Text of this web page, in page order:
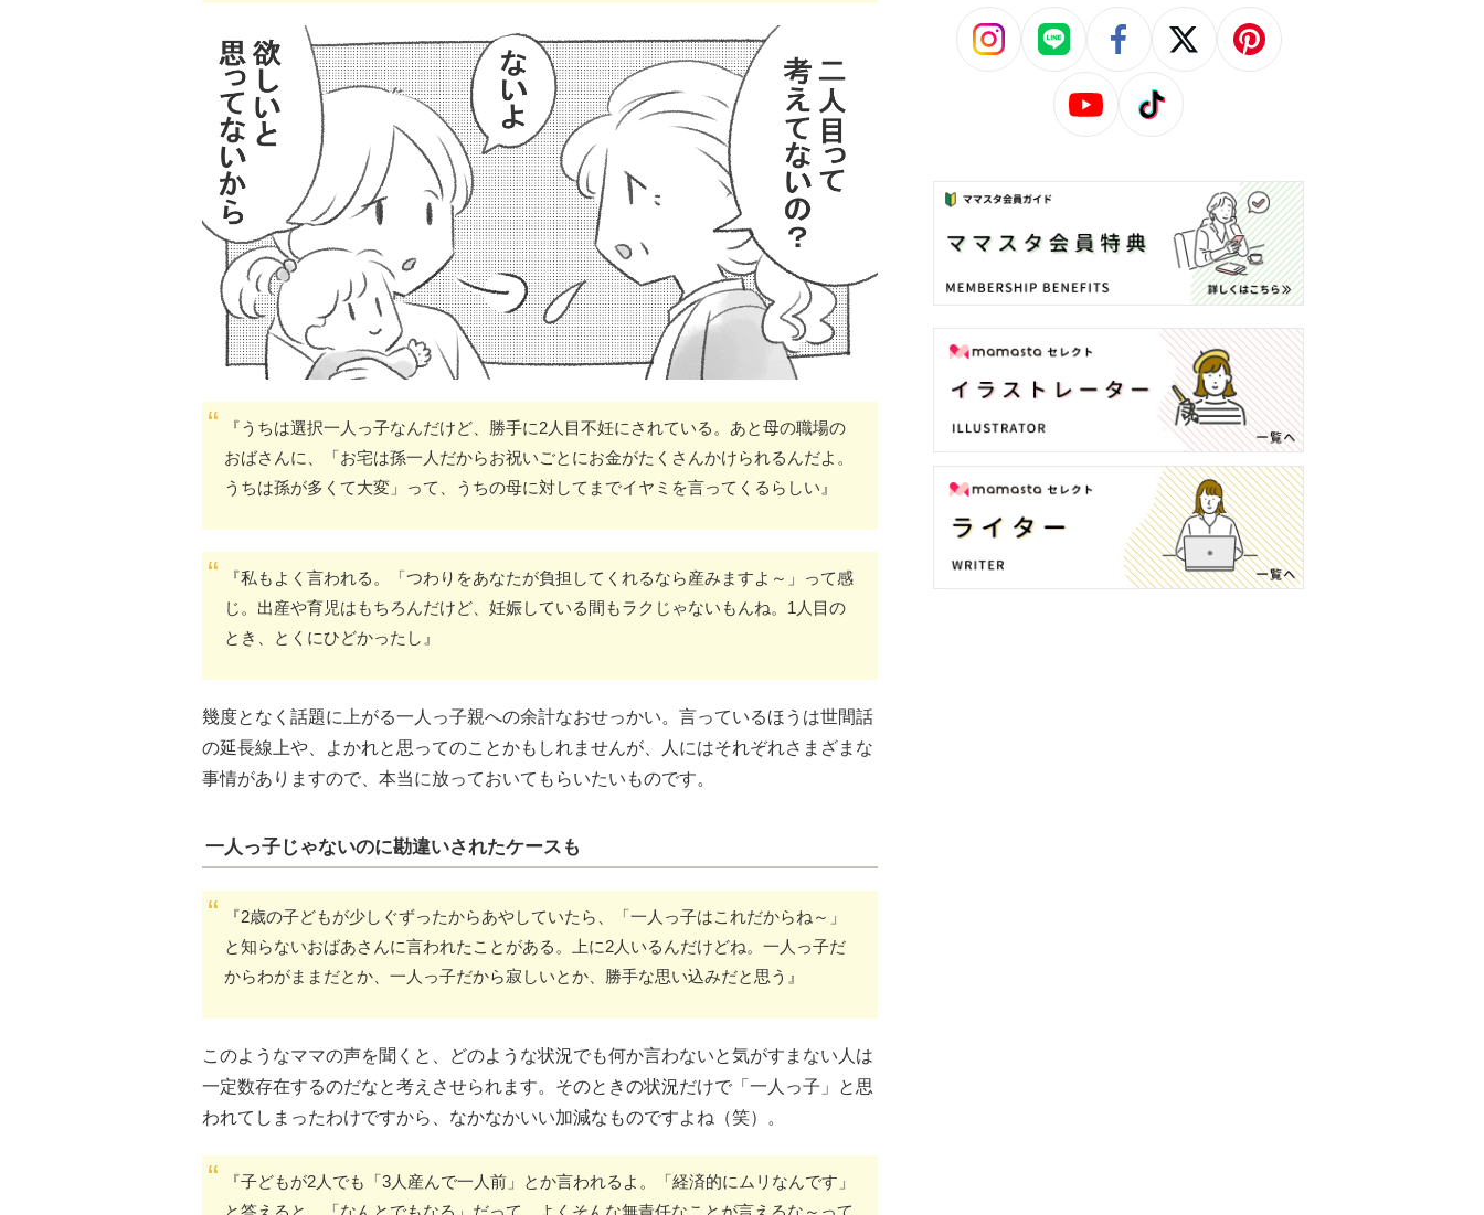
『うちは選択一人っ子なんだけど、勝手に2人目不妊にされている。あと母の職場の
おばさんに、「お宅は孫一人だからお祝いごとにお金がたくさんかけられるんだよ。
うちは孫が多くて大変」って、うちの母に対してまでイヤミを言ってくるらしい』
『私もよく言われる。「つわりをあなたが負担してくれるなら産みますよ～」って感
じ。出産や育児はもちろんだけど、妊娠している間もラクじゃないもんね。1人目の
とき、とくにひどかったし』
幾度となく話題に上がる一人っ子親への余計なおせっかい。言っているほうは世間話
の延長線上や、よかれと思ってのことかもしれませんが、人にはそれぞれさまざまな
事情がありますので、本当に放っておいてもらいたいものです。
一人っ子じゃないのに勘違いされたケースも
『2歳の子どもが少しぐずったからあやしていたら、「一人っ子はこれだからね～」
と知らないおばあさんに言われたことがある。上に2人いるんだけどね。一人っ子だ
からわがままだとか、一人っ子だから寂しいとか、勝手な思い込みだと思う』
このようなママの声を聞くと、どのような状況でも何か言わないと気がすまない人は
一定数存在するのだなと考えさせられます。そのときの状況だけで「一人っ子」と思
われてしまったわけですから、なかなかいい加減なものですよね（笑）。
『子どもが2人でも「3人産んで一人前」とか言われるよ。「経済的にムリなんです」